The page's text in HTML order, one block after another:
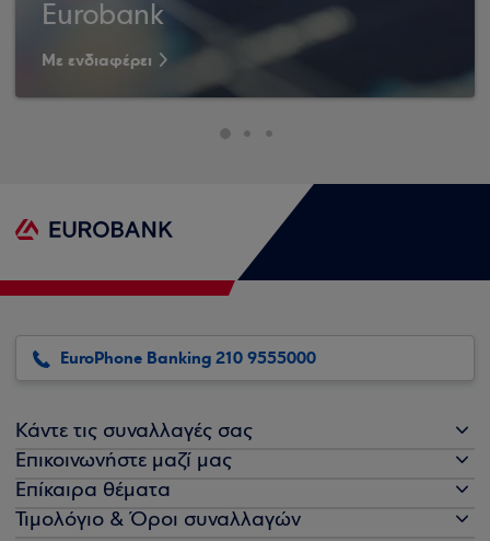
Eurobank
Με ενδιαφέρει
EuroPhone Banking 210 9555000
Κάντε τις συναλλαγές σας
Επικοινωνήστε μαζί μας
Επίκαιρα θέματα
Τιμολόγιο & Όροι συναλλαγών